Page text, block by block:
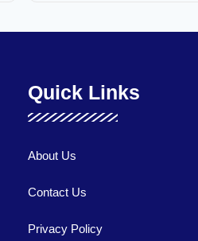
Quick Links
About Us
Contact Us
Privacy Policy